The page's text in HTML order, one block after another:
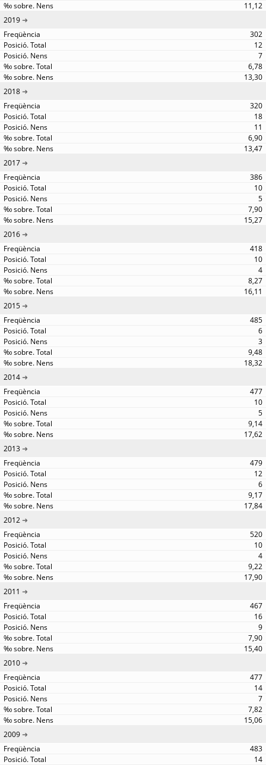
11,12
2019
302
12
7
6,78
13,30
2018
320
18
11
6,90
13,47
2017
386
10
5
7,90
15,27
2016
418
10
4
8,27
16,11
2015
485
6
3
9,48
18,32
2014
477
10
5
9,14
17,62
2013
479
12
6
9,17
17,84
2012
520
10
4
9,22
17,90
2011
467
16
9
7,90
15,40
2010
477
14
7
7,82
15,06
2009
483
14